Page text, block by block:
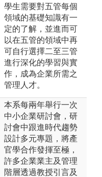
學生需要對五管每個
領域的基礎知識有一
定的了解，並進而可
以在五管的領域中再
可自行選擇二至三管
進行深化的學習與實
作，成為企業所需之
管理人才。
本系每兩年舉行一次
中小企業研討會，研
討會中跟進時代趨勢
設計多元專題，將產
官學合作發揮至極，
許多企業業主及管理
階層透過教授引言及